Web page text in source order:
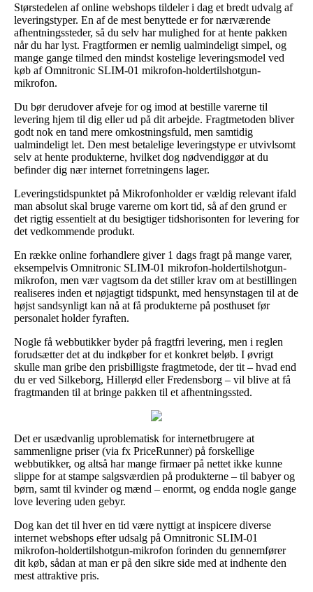
Størstedelen af online webshops tildeler i dag et bredt udvalg af
leveringstyper. En af de mest benyttede er for nærværende
afhentningssteder, så du selv har mulighed for at hente pakken
når du har lyst. Fragtformen er nemlig ualmindeligt simpel, og
mange gange tilmed den mindst kostelige leveringsmodel ved
køb af Omnitronic SLIM-01 mikrofon-holdertilshotgun-
mikrofon.
Du bør derudover afveje for og imod at bestille varerne til
levering hjem til dig eller ud på dit arbejde. Fragtmetoden bliver
godt nok en tand mere omkostningsfuld, men samtidig
ualmindeligt let. Den mest betalelige leveringstype er utvivlsomt
selv at hente produkterne, hvilket dog nødvendiggør at du
befinder dig nær internet forretningens lager.
Leveringstidspunktet på Mikrofonholder er vældig relevant ifald
man absolut skal bruge varerne om kort tid, så af den grund er
det rigtig essentielt at du besigtiger tidshorisonten for levering for
det vedkommende produkt.
En række online forhandlere giver 1 dags fragt på mange varer,
eksempelvis Omnitronic SLIM-01 mikrofon-holdertilshotgun-
mikrofon, men vær vagtsom da det stiller krav om at bestillingen
realiseres inden et nøjagtigt tidspunkt, med hensynstagen til at de
højst sandsynligt kan nå at få produkterne på posthuset før
personalet holder fyraften.
Nogle få webbutikker byder på fragtfri levering, men i reglen
forudsætter det at du indkøber for et konkret beløb. I øvrigt
skulle man gribe den prisbilligste fragtmetode, der tit – hvad end
du er ved Silkeborg, Hillerød eller Fredensborg – vil blive at få
fragtmanden til at bringe pakken til et afhentningssted.
Det er usædvanlig uproblematisk for internetbrugere at
sammenligne priser (via fx PriceRunner) på forskellige
webbutikker, og altså har mange firmaer på nettet ikke kunne
slippe for at stampe salgsværdien på produkterne – til babyer og
børn, samt til kvinder og mænd – enormt, og endda nogle gange
love levering uden gebyr.
Dog kan det til hver en tid være nyttigt at inspicere diverse
internet webshops efter udsalg på Omnitronic SLIM-01
mikrofon-holdertilshotgun-mikrofon forinden du gennemfører
dit køb, sådan at man er på den sikre side med at indhente den
mest attraktive pris.